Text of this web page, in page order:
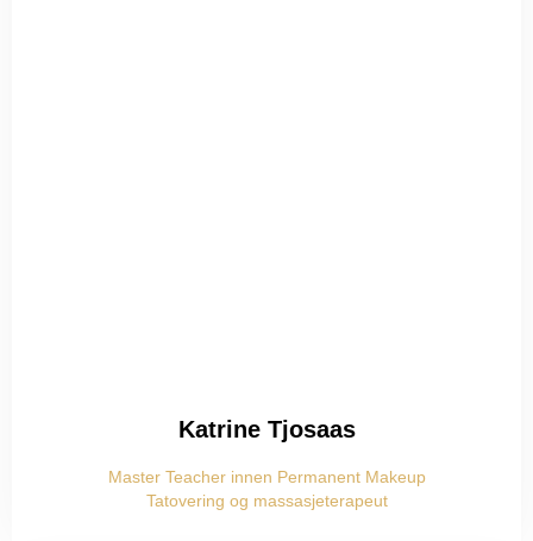
Katrine Tjosaas
Master Teacher innen Permanent Makeup
Tatovering og massasjeterapeut